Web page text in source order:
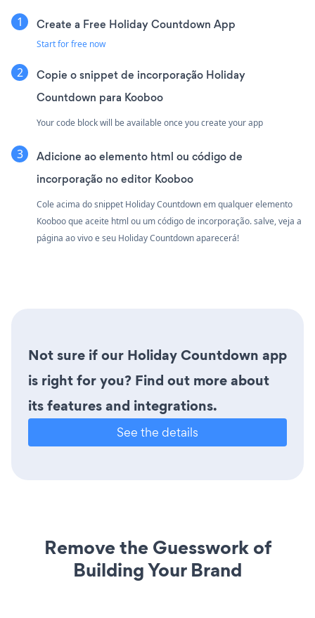
Create a Free Holiday Countdown App
Start for free now
Copie o snippet de incorporação Holiday
Countdown para Kooboo
Your code block will be available once you create your app
Adicione ao elemento html ou código de
incorporação no editor Kooboo
Cole acima do snippet Holiday Countdown em qualquer elemento
Kooboo que aceite html ou um código de incorporação. salve, veja a
página ao vivo e seu Holiday Countdown aparecerá!
Not sure if our Holiday Countdown app
is right for you? Find out more about
its features and integrations.
See the details
Remove the Guesswork of
Building Your Brand